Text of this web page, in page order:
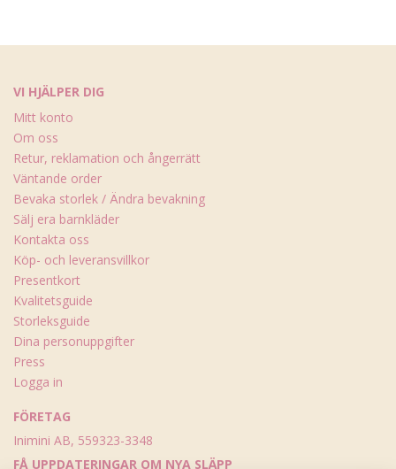
VI HJÄLPER DIG
Mitt konto
Om oss
Retur, reklamation och ångerrätt
Väntande order
Bevaka storlek / Ändra bevakning
Sälj era barnkläder
Kontakta oss
Köp- och leveransvillkor
Presentkort
Kvalitetsguide
Storleksguide
Dina personuppgifter
Press
Logga in
FÖRETAG
Inimini AB, 559323-3348
FÅ UPPDATERINGAR OM NYA SLÄPP